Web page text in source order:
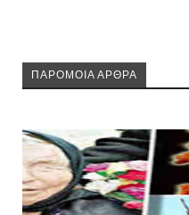
ΠΑΡΟΜΟΙΑ ΑΡΘΡΑ